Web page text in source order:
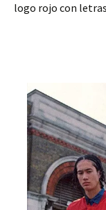
logo rojo con